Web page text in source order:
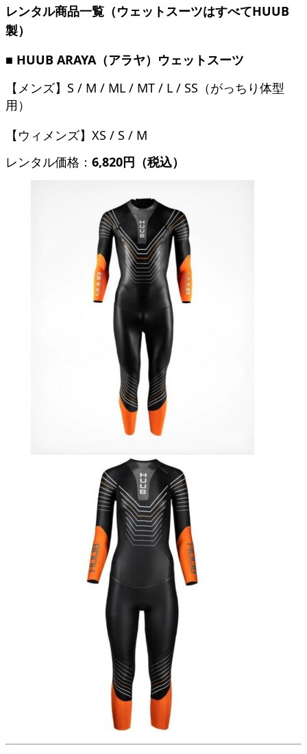
レンタル商品一覧（ウェットスーツはすべてHUUB
製）
■ HUUB ARAYA（アラヤ）ウェットスーツ
【メンズ】S / M / ML / MT / L / SS（がっちり体型
用）
【ウィメンズ】XS / S / M
レンタル価格： 6,820円（税込）